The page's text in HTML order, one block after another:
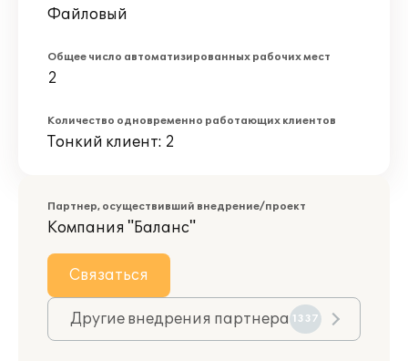
Файловый
Общее число автоматизированных рабочих мест
2
Количество одновременно работающих клиентов
Тонкий клиент: 2
Партнер, осуществивший внедрение/проект
Компания "Баланс"
Связаться
Другие внедрения партнера 1337